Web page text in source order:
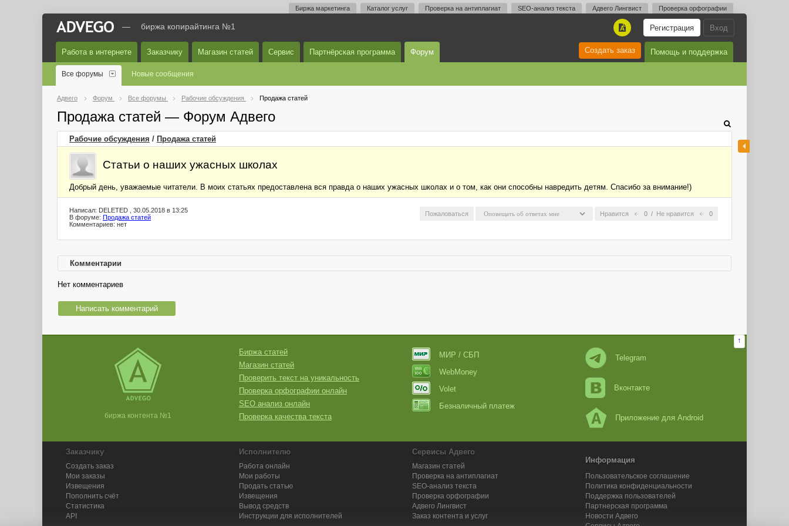
Биржа маркетинга Каталог услуг Проверка на антиплагиат SEO-анализ текста Адвего Лингвист Проверка орфографии
Вход
Регистрация
A
— биржа копирайтинга №1
Работа в интернете Заказчику Магазин статей Сервис Партнёрская программа Форум Помощь и поддержка
Создать заказ
Все форумы Новые сообщения
Адвего Форум Все форумы Рабочие обсуждения Продажа статей
Продажа статей — Форум Адвего
Рабочие обсуждения / Продажа статей
Статьи о наших ужасных школах
Добрый день, уважаемые читатели. В моих статьях предоставлена вся правда о наших ужасных школах и о том, как они способны навредить детям. Спасибо за внимание!)
Нравится 0 / Не нравится 0
Пожаловаться
Написал: DELETED , 30.05.2018 в 13:25
В форуме: Продажа статей
Комментариев: нет
Комментарии
Нет комментариев
Написать комментарий
↑
биржа контента №1
Биржа статей
Магазин статей
Проверить текст на уникальность
Проверка орфографии онлайн
SEO анализ онлайн
Проверка качества текста
МИР / СБП
WebMoney
Volet
Безналичный платеж
Telegram
Вконтакте
Приложение для Android
Заказчику
Создать заказ
Мои заказы
Извещения
Пополнить счёт
Статистика
API
Исполнителю
Работа онлайн
Мои работы
Продать статью
Извещения
Вывод средств
Инструкции для исполнителей
Сервисы Адвего
Магазин статей
Проверка на антиплагиат
SEO-анализ текста
Проверка орфографии
Адвего Лингвист
Заказ контента и услуг
Информация
Пользовательское соглашение
Политика конфиденциальности
Поддержка пользователей
Партнерская программа
Новости Адвего